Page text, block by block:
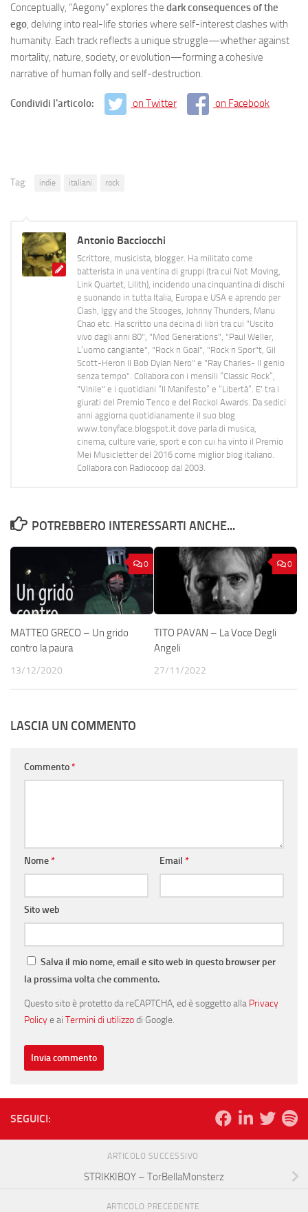
Conceptually, “Aegony” explores the dark consequences of the
ego, delving into real-life stories where self-interest clashes with
humanity. Each track reflects a unique struggle—whether against
mortality, nature, society, or evolution—forming a cohesive
narrative of human folly and self-destruction.
Condividi l'articolo: on Twitter on Facebook
Tag: indie italiani rock
Antonio Bacciocchi
Scrittore, musicista, blogger. Ha militato come
batterista in una ventina di gruppi (tra cui Not Moving,
Link Quartet, Lilith), incidendo una cinquantina di dischi
e suonando in tutta Italia, Europa e USA e aprendo per
Clash, Iggy and the Stooges, Johnny Thunders, Manu
Chao etc. Ha scritto una decina di libri tra cui "Uscito
vivo dagli anni 80", "Mod Generations", "Paul Weller,
L’uomo cangiante", "Rock n Goal", "Rock n Spor"t, Gil
Scott-Heron Il Bob Dylan Nero" e "Ray Charles- Il genio
senza tempo". Collabora con i mensili “Classic Rock”,
"Vinile" e i quotidiani “Il Manifesto” e “Libertà”. E' tra i
giurati del Premio Tenco e del Rockol Awards. Da sedici
anni aggiorna quotidianamente il suo blog
www.tonyface.blogspot.it dove parla di musica,
cinema, culture varie, sport e con cui ha vinto il Premio
Mei Musicletter del 2016 come miglior blog italiano.
Collabora con Radiocoop dal 2003.
POTREBBERO INTERESSARTI ANCHE...
0
MATTEO GRECO – Un grido
contro la paura
13/12/2020
0
TITO PAVAN – La Voce Degli
Angeli
27/11/2022
LASCIA UN COMMENTO
Commento*
Nome* Email *
Sito web
Salva il mio nome, email e sito web in questo browser per
la prossima volta che commento.
Questo sito è protetto da reCAPTCHA, ed è soggetto alla Privacy
Policye ai Termini di utilizzodi Google.
SEGUICI:
ARTICOLO SUCCESSIVO
STRIKKIBOY – TorBellaMonsterz
ARTICOLO PRECEDENTE